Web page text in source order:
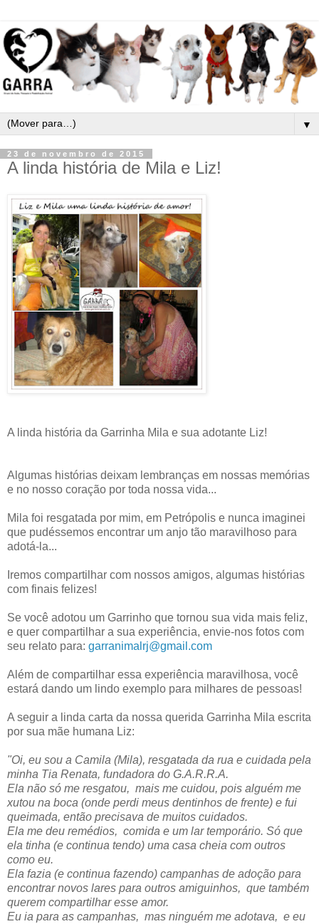
▼
23 de novembro de 2015
A linda história de Mila e Liz!
A linda história da Garrinha Mila e sua adotante Liz!
Algumas histórias deixam lembranças em nossas memórias
e no nosso coração por toda nossa vida...
Mila foi resgatada por mim, em Petrópolis e nunca imaginei
que pudéssemos encontrar um anjo tão maravilhoso para
adotá-la...
Iremos compartilhar com nossos amigos, algumas histórias
com finais felizes!
Se você adotou um Garrinho que tornou sua vida mais feliz,
e quer compartilhar a sua experiência, envie-nos fotos com
seu relato para: garranimalrj@gmail.com
Além de compartilhar essa experiência maravilhosa, você
estará dando um lindo exemplo para milhares de pessoas!
A seguir a linda carta da nossa querida Garrinha Mila escrita
por sua mãe humana Liz:
"Oi, eu sou a Camila (Mila), resgatada da rua e cuidada pela
minha Tia Renata, fundadora do G.A.R.R.A.
Ela não só me resgatou, mais me cuidou, pois alguém me
xutou na boca (onde perdi meus dentinhos de frente) e fui
queimada, então precisava de muitos cuidados.
Ela me deu remédios, comida e um lar temporário. Só que
ela tinha (e continua tendo) uma casa cheia com outros
como eu.
Ela fazia (e continua fazendo) campanhas de adoção para
encontrar novos lares para outros amiguinhos, que também
querem compartilhar esse amor.
Eu ia para as campanhas, mas ninguém me adotava, e eu